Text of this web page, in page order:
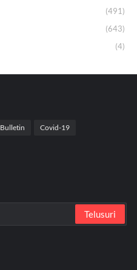
(491)
(643)
(4)
Bulletin Covid-19